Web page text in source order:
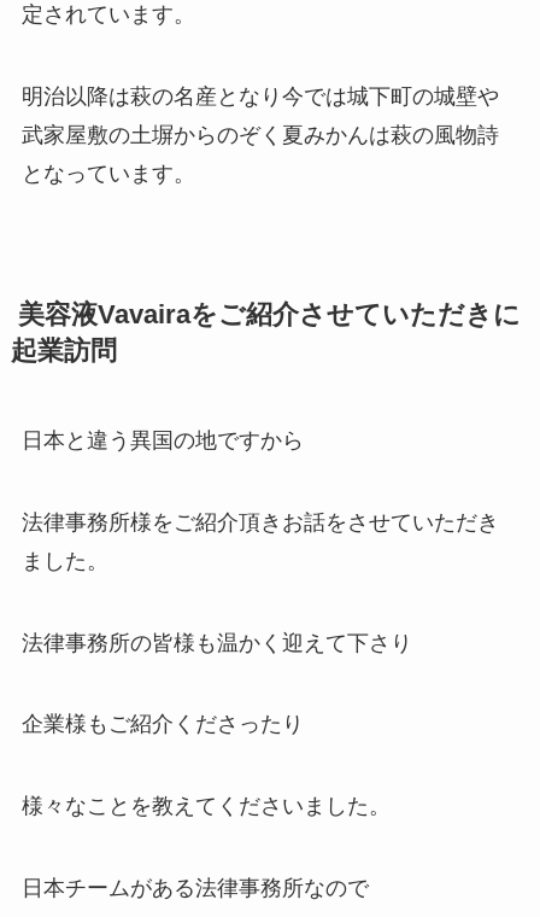
定されています。
明治以降は萩の名産となり今では城下町の城壁や
武家屋敷の土塀からのぞく夏みかんは萩の風物詩
となっています。
美容液Vavairaをご紹介させていただきに
起業訪問
日本と違う異国の地ですから
法律事務所様をご紹介頂きお話をさせていただき
ました。
法律事務所の皆様も温かく迎えて下さり
企業様もご紹介くださったり
様々なことを教えてくださいました。
日本チームがある法律事務所なので